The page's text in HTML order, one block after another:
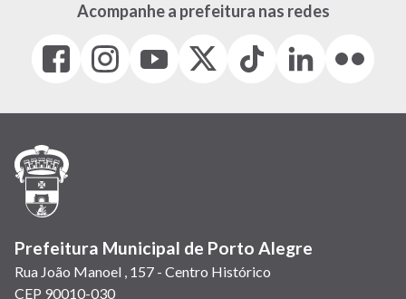
Acompanhe a prefeitura nas redes
Facebook
(link
em
janela)
Instagram
(link
em
(link
em
(Antigo
(link
Tiktok
(link
em
LinkedIn
(link
em
(link
em
Prefeitura Municipal de Porto Alegre
Rua João Manoel , 157 - Centro Histórico
CEP 90010-030